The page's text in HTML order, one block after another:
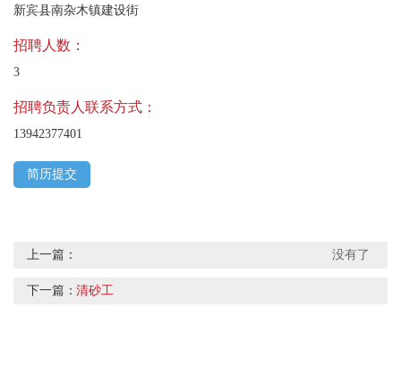
新宾县南杂木镇建设街
招聘人数：
3
招聘负责人联系方式：
13942377401
简历提交
上一篇： 没有了
下一篇：清砂工